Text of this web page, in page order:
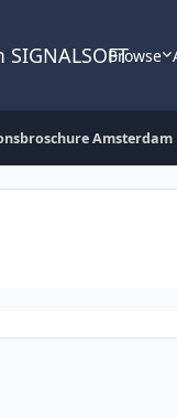
Browse
Amsterdam